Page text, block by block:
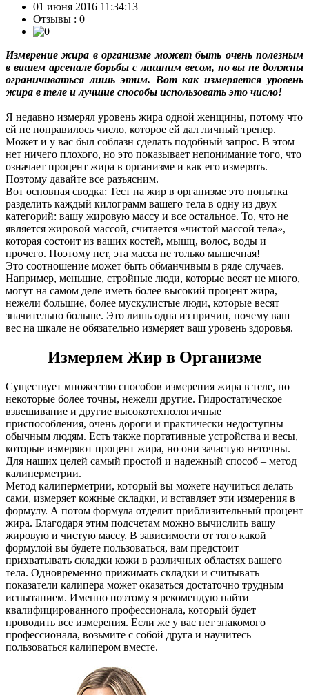
01 июня 2016 11:34:13
Отзывы : 0
Измерение жира в организме может быть очень полезным
в вашем арсенале борьбы с лишним весом, но вы не должны
ограничиваться лишь этим. Вот как измеряется уровень
жира в теле и лучшие способы использовать это число!
Я недавно измерял уровень жира одной женщины, потому что
ей не понравилось число, которое ей дал личный тренер.
Может и у вас был соблазн сделать подобный запрос. В этом
нет ничего плохого, но это показывает непонимание того, что
означает процент жира в организме и как его измерять.
Поэтому давайте все разъясним.
Вот основная сводка: Тест на жир в организме это попытка
разделить каждый килограмм вашего тела в одну из двух
категорий: вашу жировую массу и все остальное. То, что не
является жировой массой, считается «чистой массой тела»,
которая состоит из ваших костей, мышц, волос, воды и
прочего. Поэтому нет, эта масса не только мышечная!
Это соотношение может быть обманчивым в ряде случаев.
Например, меньшие, стройные люди, которые весят не много,
могут на самом деле иметь более высокий процент жира,
нежели большие, более мускулистые люди, которые весят
значительно больше. Это лишь одна из причин, почему ваш
вес на шкале не обязательно измеряет ваш уровень здоровья.
Измеряем Жир в Организме
Существует множество способов измерения жира в теле, но
некоторые более точны, нежели другие. Гидростатическое
взвешивание и другие высокотехнологичные
приспособления, очень дороги и практически недоступны
обычным людям. Есть также портативные устройства и весы,
которые измеряют процент жира, но они зачастую неточны.
Для наших целей самый простой и надежный способ – метод
калиперметрии.
Метод калиперметрии, который вы можете научиться делать
сами, измеряет кожные складки, и вставляет эти измерения в
формулу. А потом формула отделит приблизительный процент
жира. Благодаря этим подсчетам можно вычислить вашу
жировую и чистую массу. В зависимости от того какой
формулой вы будете пользоваться, вам предстоит
прихватывать складки кожи в различных областях вашего
тела. Одновременно прижимать складки и считывать
показатели калипера может оказаться достаточно трудным
испытанием. Именно поэтому я рекомендую найти
квалифицированного профессионала, который будет
проводить все измерения. Если же у вас нет знакомого
профессионала, возьмите с собой друга и научитесь
пользоваться калипером вместе.